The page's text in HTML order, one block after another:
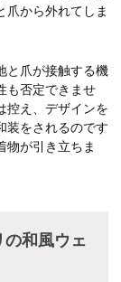
爪から外れてしま
と爪が接触する機
も否定できませ
控え、デザインを
装をされるのです
物が引き立ちま
の和風ウェ